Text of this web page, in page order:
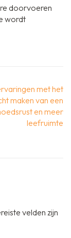
doorvoeren
wordt
met het
maken van een
en meer
leefruimte
velden zijn